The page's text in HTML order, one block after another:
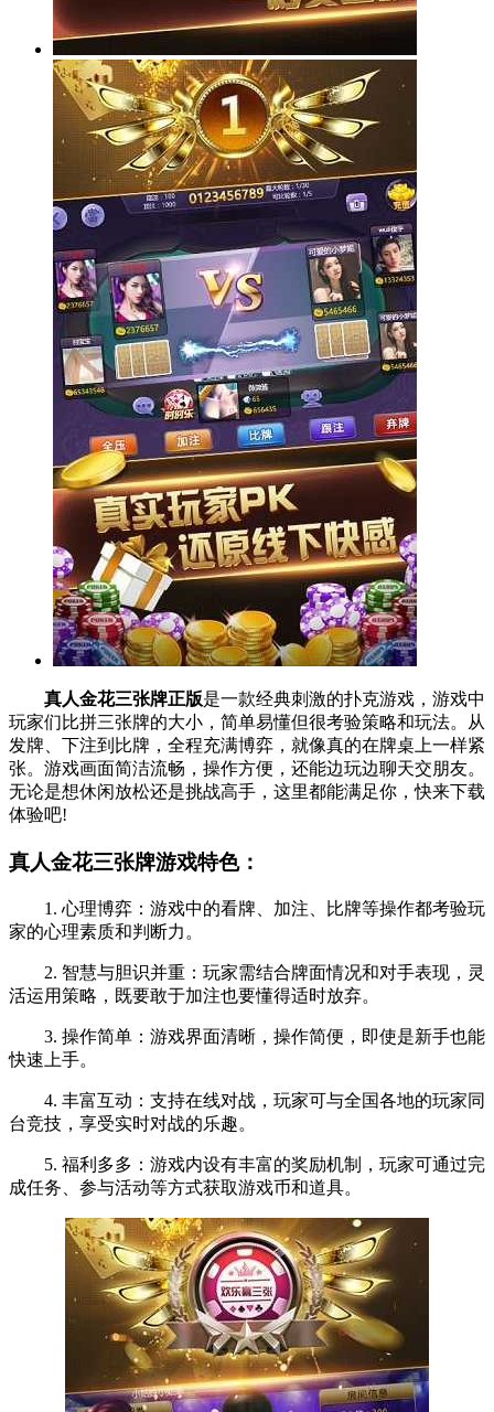
真人金花三张牌正版是一款经典刺激的扑克游戏，游戏中
玩家们比拼三张牌的大小，简单易懂但很考验策略和玩法。从
发牌、下注到比牌，全程充满博弈，就像真的在牌桌上一样紧
张。游戏画面简洁流畅，操作方便，还能边玩边聊天交朋友。
无论是想休闲放松还是挑战高手，这里都能满足你，快来下载
体验吧!
真人金花三张牌游戏特色：
1. 心理博弈：游戏中的看牌、加注、比牌等操作都考验玩
家的心理素质和判断力。
2. 智慧与胆识并重：玩家需结合牌面情况和对手表现，灵
活运用策略，既要敢于加注也要懂得适时放弃。
3. 操作简单：游戏界面清晰，操作简便，即使是新手也能
快速上手。
4. 丰富互动：支持在线对战，玩家可与全国各地的玩家同
台竞技，享受实时对战的乐趣。
5. 福利多多：游戏内设有丰富的奖励机制，玩家可通过完
成任务、参与活动等方式获取游戏币和道具。